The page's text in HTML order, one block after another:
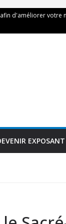
EXPOSANT
d'améliorer